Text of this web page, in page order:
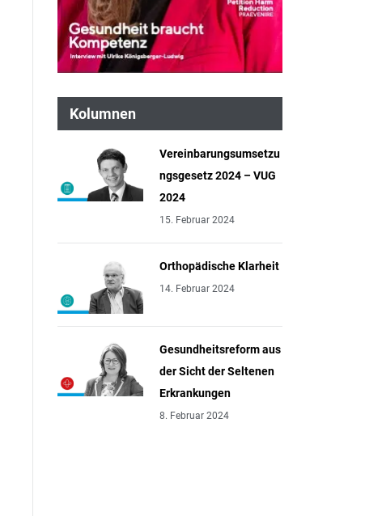
Kolumnen
Vereinbarungsumsetzu
ngsgesetz 2024 – VUG
2024
15. Februar 2024
Orthopädische Klarheit
14. Februar 2024
Gesundheitsreform aus
der Sicht der Seltenen
Erkrankungen
8. Februar 2024